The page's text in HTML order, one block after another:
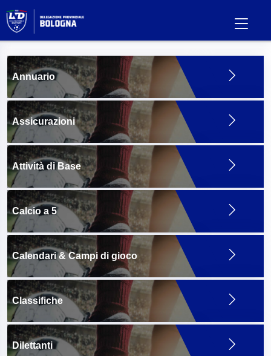
Annuario
Assicurazioni
Attività di Base
Calcio a 5
Calendari & Campi di gioco
Classifiche
Dilettanti